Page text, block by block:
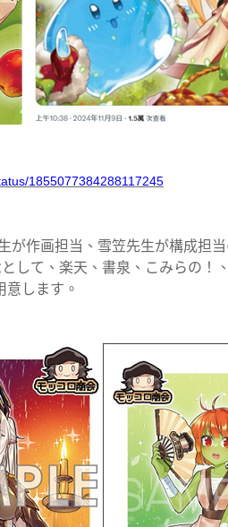
1855077384288117245
作画担当、雪笠先生が構成担
して、楽天、書泉、こみらの！
します。